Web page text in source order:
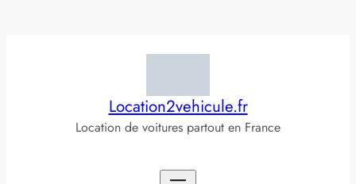
Location2vehicule.fr
Location de voitures partout en France